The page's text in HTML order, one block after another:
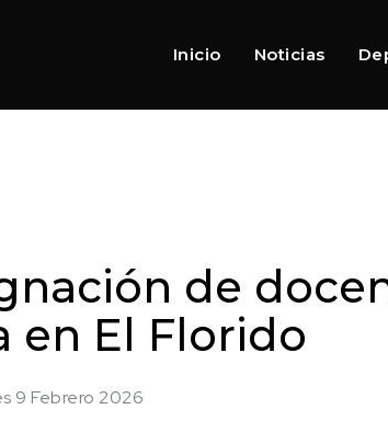
Inicio Noticias
de
en El Florido
9 Febrero 2026